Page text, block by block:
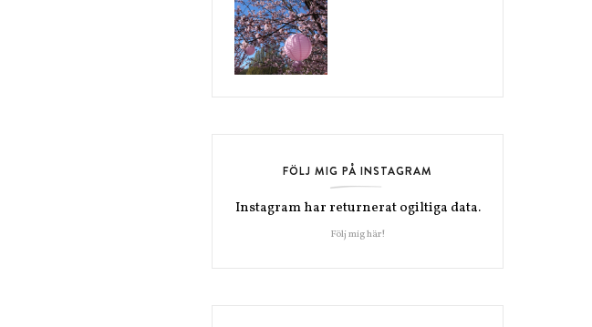
FÖLJ MIG PÅ INSTAGRAM
Instagram har returnerat ogiltiga data.
Följ mig här!